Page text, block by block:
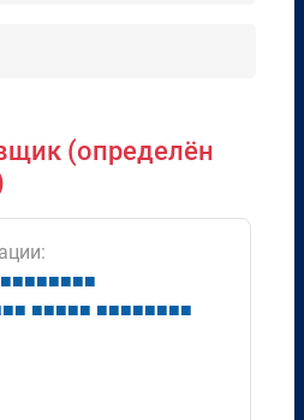
(определён
■■■■■■■■
■■ ■■■■■ ■■■■■■■■